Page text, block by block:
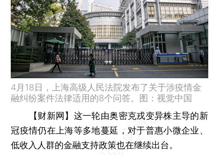
4月18日，上海高级人民法院发布了关于涉疫情金
融纠纷案件法律适用的8个问答。图：视觉中国
【财新网】 这一轮由奥密克戎变异株主导的新
冠疫情仍在上海等多地蔓延，对于普惠小微企业、
低收入人群的金融支持政策也在继续出台。